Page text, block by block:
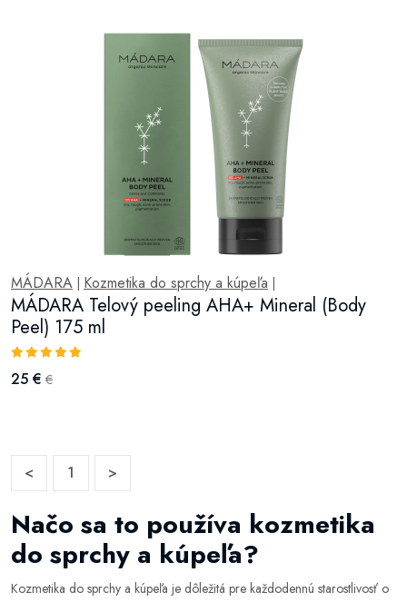
MÁDARA Kozmetika do sprchy a kúpeľa
MÁDARA Telový peeling AHA+ Mineral (Body
Peel) 175 ml
25 € €
< 1 >
Načo sa to používa kozmetika
do sprchy a kúpeľa?
Kozmetika do sprchy a kúpeľa je dôležitá pre každodennú starostlivosť o